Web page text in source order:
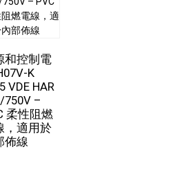
和電信設施，在這些場所，保
。電纜的耐火性和低煙特性使
系統持續運作的關鍵組件，即
也能保障系統安全。使用這些
火災造成的停機時間和設備損
的整體韌性和可靠性。
和控制電
K
VDE HAR
750V –
柔性阻燃
，適用於
佈線